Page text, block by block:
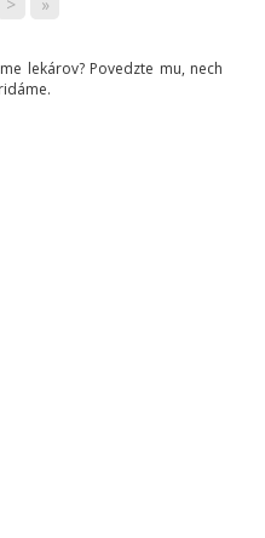
lekárov? Povedzte mu, nech